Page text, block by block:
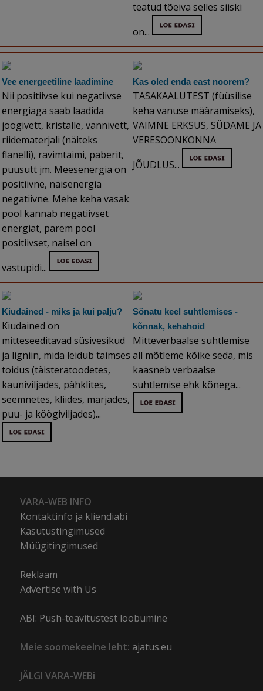
teatud tõeiva selles siiski
on...
Vee energeetiline laadimine
Nii positiivse kui negatiivse
energiaga saab laadida
joogivett, kristalle, vannivett,
riidematerjali (näiteks
flanelli), ravimtaimi, paberit,
puusütt jm. Meesenergia on
positiivne, naisenergia
negatiivne. Mehe keha vasak
pool kannab negatiivset
energiat, parem pool
positiivset, naisel on
vastupidi...
Kas oled enda east noorem?
TASAKAALUTEST (füüsilise
keha vanuse määramiseks),
VAIMNE ERKSUS, SÜDAME JA
VERESOONKONNA
JÕUDLUS...
Kiudained - miks ja kui palju?
Kiudained on
mitteseeditavad süsivesikud
ja ligniin, mida leidub taimses
toidus (täisteratoodetes,
kauniviljades, pähklites,
seemnetes, kliides, marjades,
puu- ja köögiviljades)...
Sõnatu keel suhtlemises -
kõnnak, kehahoid
Mitteverbaalse suhtlemise
all mõtleme kõike seda, mis
kaasneb verbaalse
suhtlemise ehk kõnega...
VARA-WEB INFO
Kontaktinfo ja kliendiabi
Kasutustingimused
Müügitingimused
Reklaam
Advertise with Us
ABI: Push-teavitustest loobumine
Meie soomekeelne leht: ajatus.eu
JÄLGI VARA-WEBi